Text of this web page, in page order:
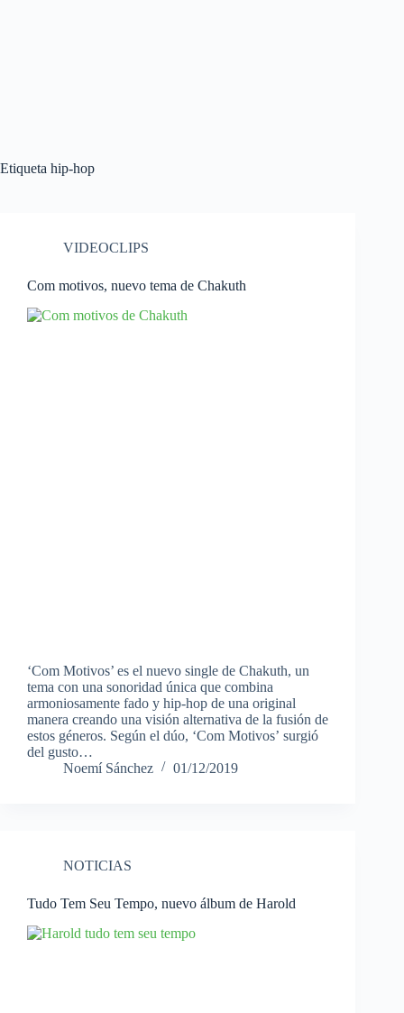
Etiqueta hip-hop
VIDEOCLIPS
Com motivos, nuevo tema de Chakuth
‘Com Motivos’ es el nuevo single de Chakuth, un
tema con una sonoridad única que combina
armoniosamente fado y hip-hop de una original
manera creando una visión alternativa de la fusión de
estos géneros. Según el dúo, ‘Com Motivos’ surgió
del gusto…
Noemí Sánchez
01/12/2019
NOTICIAS
Tudo Tem Seu Tempo, nuevo álbum de Harold